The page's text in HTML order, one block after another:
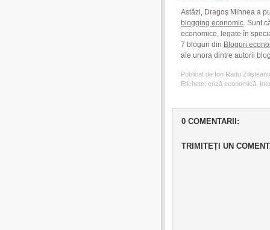
Astăzi, Dragoş Mihnea a
blogging economic. Sunt
economice, legate în
7 bloguri din Bloguri
ale unora dintre autorii
Publicat de Ion Radu Zilişteanu
Etichete: criză economică
0 COMENTARII:
TRIMITEȚI UN